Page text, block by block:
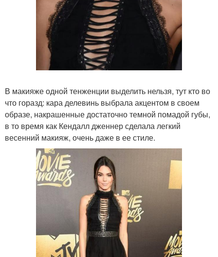
В макияже одной тенженции выделить нельзя, тут кто во
что горазд: кара делевинь выбрала акцентом в своем
образе, накрашенные достаточно темной помадой губы,
в то время как Кендалл дженнер сделала легкий
весенний макияж, очень даже в ее стиле.